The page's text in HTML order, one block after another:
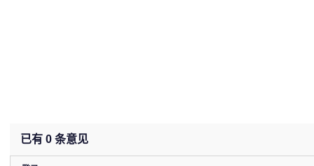
已有 0 条意见